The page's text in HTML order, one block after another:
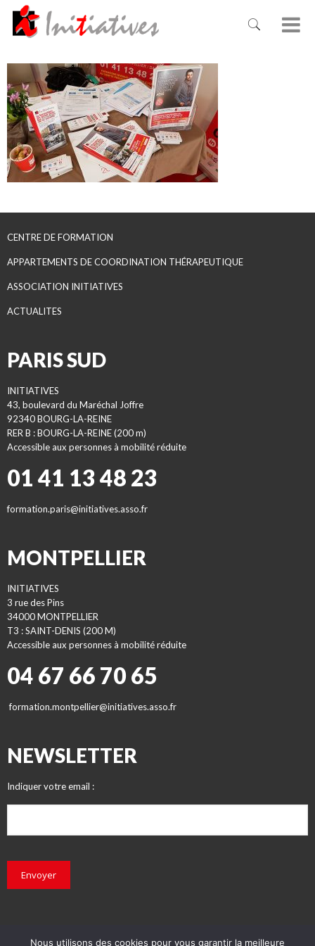
CENTRE DE FORMATION
APPARTEMENTS DE COORDINATION THÉRAPEUTIQUE
ASSOCIATION INITIATIVES
ACTUALITES
PARIS SUD
INITIATIVES
43, boulevard du Maréchal Joffre
92340 BOURG-LA-REINE
RER B : BOURG-LA-REINE (200 m)
Accessible aux personnes à mobilité réduite
01 41 13 48 23
formation.paris@initiatives.asso.fr
MONTPELLIER
INITIATIVES
3 rue des Pins
34000 MONTPELLIER
T3 : SAINT-DENIS (200 M)
Accessible aux personnes à mobilité réduite
04 67 66 70 65
formation.montpellier@initiatives.asso.fr
NEWSLETTER
Indiquer votre email :
Envoyer
Nous utilisons des cookies pour vous garantir la meilleure